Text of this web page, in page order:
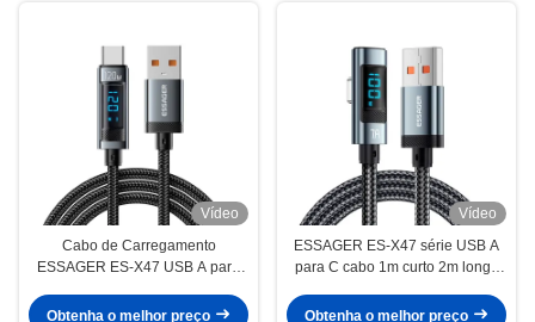
Vídeo
Cabo de Carregamento
ESSAGER ES-X47 USB A para
Obtenha o melhor preço
Vídeo
ESSAGER ES-X47 série USB A
para C cabo 1m curto 2m longo
Obtenha o melhor preço